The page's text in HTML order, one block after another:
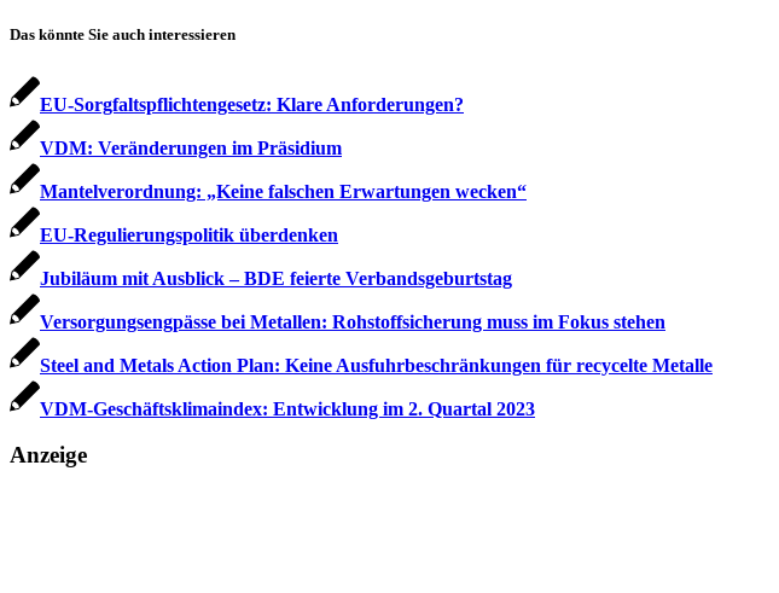
Das könnte Sie auch interessieren
EU-Sorgfaltspflichtengesetz: Klare Anforderungen?
VDM: Veränderungen im Präsidium
Mantelverordnung: „Keine falschen Erwartungen wecken“
EU-Regulierungspolitik überdenken
Jubiläum mit Ausblick – BDE feierte Verbandsgeburtstag
Versorgungsengpässe bei Metallen: Rohstoffsicherung muss im Fokus stehen
Steel and Metals Action Plan: Keine Ausfuhrbeschränkungen für recycelte Metalle
VDM-Geschäftsklimaindex: Entwicklung im 2. Quartal 2023
Anzeige